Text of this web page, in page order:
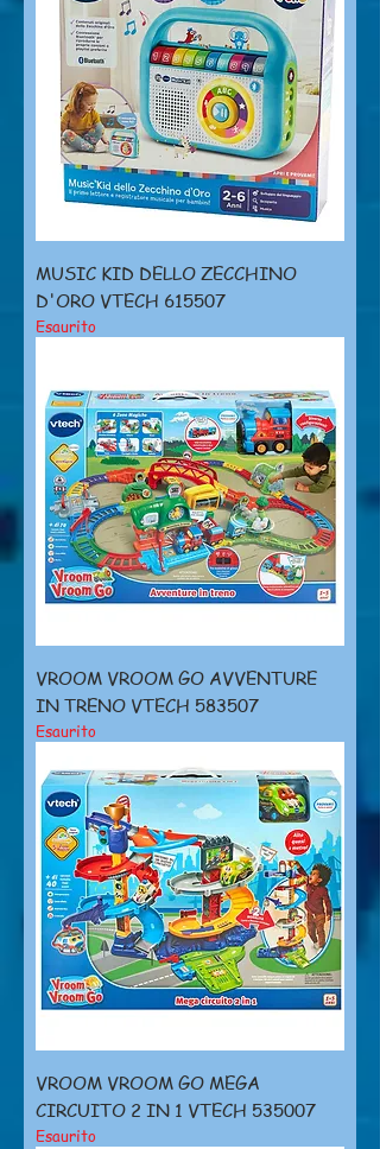
MUSIC KID DELLO ZECCHINO
D'ORO VTECH 615507
Esaurito
VROOM VROOM GO AVVENTURE
IN TRENO VTECH 583507
Esaurito
VROOM VROOM GO MEGA
CIRCUITO 2 IN 1 VTECH 535007
Esaurito